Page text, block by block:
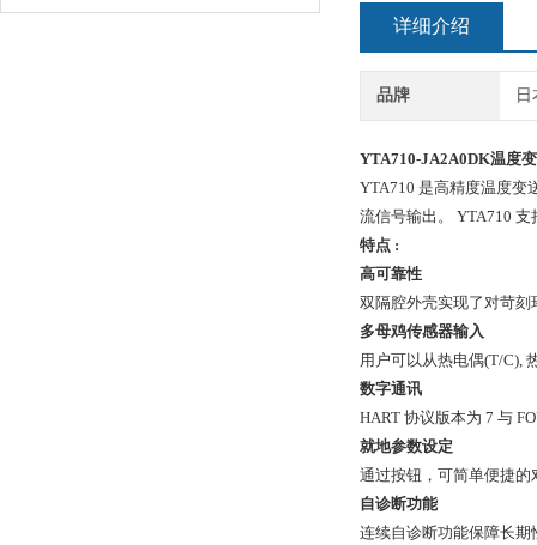
详细介绍
品牌
YTA710-JA2A0DK温度
YTA710 是高精度温度变
流信号输出。 YTA710 支
特点 :
高可靠性
双隔腔外壳实现了对苛刻
多母鸡传感器输入
用户可以从热电偶(T/C),
数字通讯
HART 协议版本为 7 与
就地参数设定
通过按钮，可简单便捷的
自诊断功能
连续自诊断功能保障长